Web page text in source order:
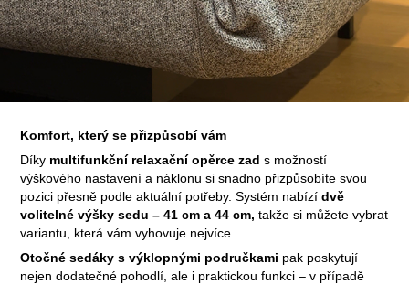
Komfort, který se přizpůsobí vám
Díky multifunkční relaxační opěrce zad s možností
výškového nastavení a náklonu si snadno přizpůsobíte svou
pozici přesně podle aktuální potřeby. Systém nabízídvě
volitelné výšky sedu – 41 cm a 44 cm, takže si můžete vybrat
variantu, která vám vyhovuje nejvíce.
Otočné sedáky s výklopnými područkami pak poskytují
nejen dodatečné pohodlí, ale i praktickou funkci – v případě